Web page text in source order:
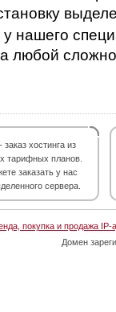
у нашего
любой
- заказ хостинга из
тарифных планов.
заказать у нас
сервера.
покупка и продажа IP-
Домен